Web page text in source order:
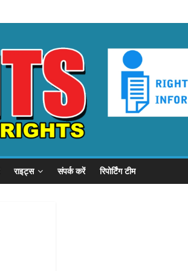
राइट्स संपर्क करें रिपोर्टिंग टीम